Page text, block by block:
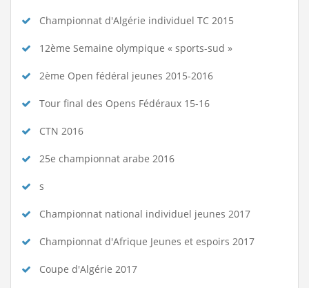
Championnat d'Algérie individuel TC 2015
12ème Semaine olympique « sports-sud »
2ème Open fédéral jeunes 2015-2016
Tour final des Opens Fédéraux 15-16
CTN 2016
25e championnat arabe 2016
s
Championnat national individuel jeunes 2017
Championnat d'Afrique Jeunes et espoirs 2017
Coupe d'Algérie 2017